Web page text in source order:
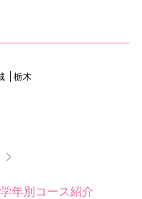
栃木
学年別コース紹介